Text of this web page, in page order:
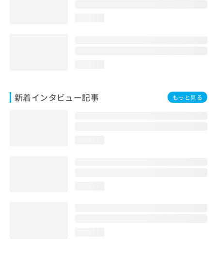
新着インタビュー記事 もっと見る